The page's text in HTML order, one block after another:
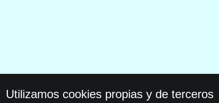
Utilizamos cookies propias y de terceros